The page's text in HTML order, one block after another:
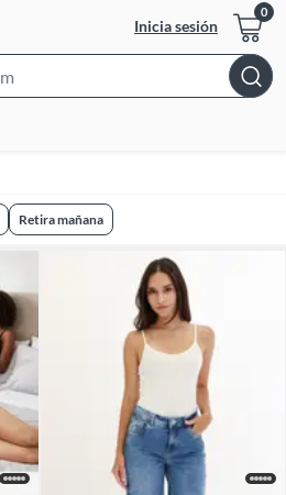
Inicia sesión
Bar
Retira mañana